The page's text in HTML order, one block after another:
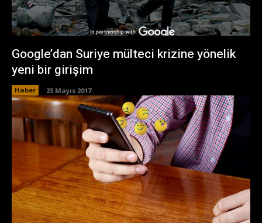
Google’dan Suriye mülteci krizine yönelik
yeni bir girişim
Haber 23 Mayıs 2017